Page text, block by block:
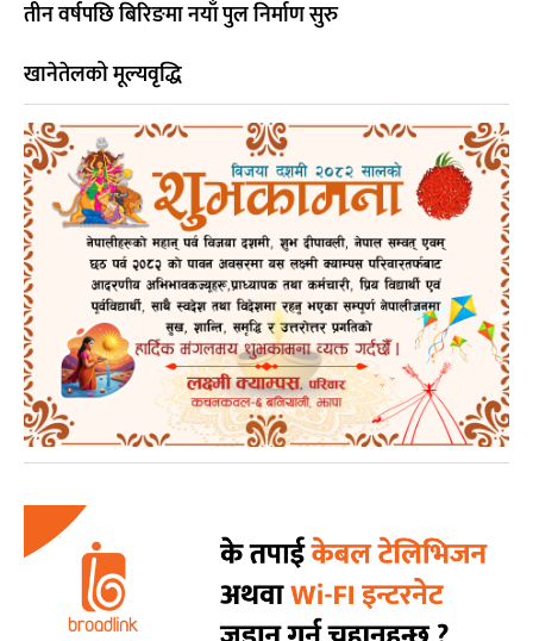
तीन वर्षपछि बिरिङमा नयाँ पुल निर्माण सुरु
खानेतेलको मूल्यवृद्धि